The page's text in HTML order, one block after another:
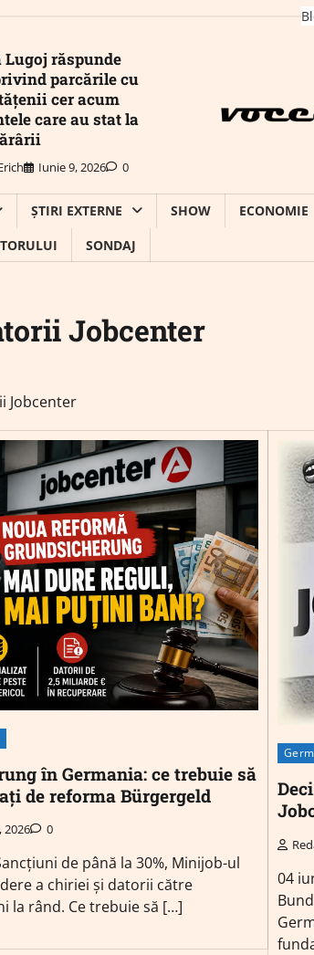
răspunde
parcările cu
cer acum
care au stat la
Iunie 9, 2026 0
ȘTIRI EXTERNE SHOW ECONOMIE
SONDAJ
Jobcenter
Jobcenter
în Germania: ce trebuie să
de reforma Bürgergeld
2026 0
de până la 30%, Minijob-ul
a chiriei și datorii către
la rând. Ce trebuie să […]
04